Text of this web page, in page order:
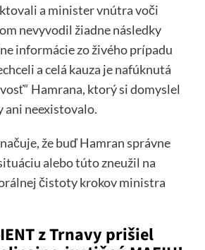
a minister vnútra voči
nevyvodil žiadne následky
informácie zo živého prípadu
a celá kauza je nafúknutá
Hamrana, ktorý si domyslel
ani neexistovalo.
že buď Hamran správne
alebo túto zneužil na
čistoty krokov ministra
z Trnavy prišiel